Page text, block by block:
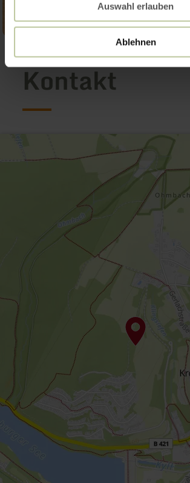
Auswahl erlauben
Ablehnen
Kontakt